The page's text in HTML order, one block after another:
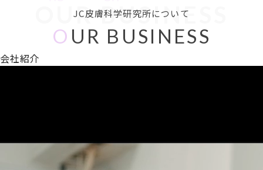
JC皮膚科学研究所について
OUR BUSINESS
O UR BUSINESS
会社紹介